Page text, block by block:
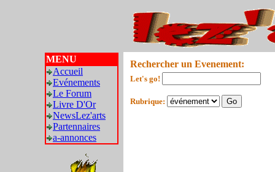
MENU
Accueil
Evénements
Le Forum
Livre D'Or
NewsLez'arts
Partennaires
a-annonces
Rechercher un Evenement:
Let's go!
Rubrique: